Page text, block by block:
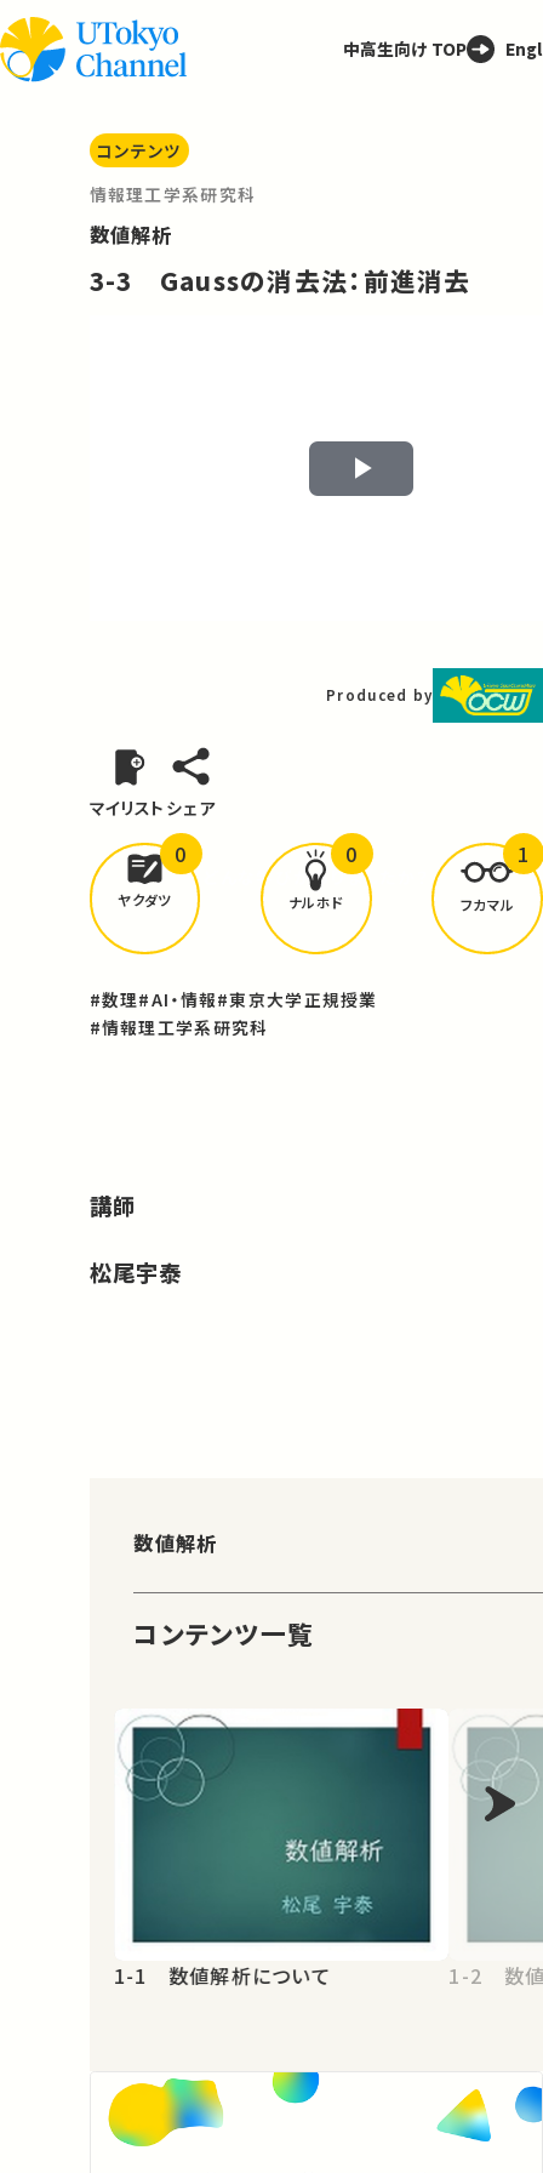
中高生向け TOP
コンテンツ
情報理工学系研究科
数値解析
3-3 Gaussの消去法：前進消去
Play
Produced by
マイリスト シェア
どんな学びがありましたか？
ヤクダツ
0
ナルホド
0
フカマル
1
#数理#AI・情報#東京大学正規授業
#情報理工学系研究科
講師
松尾宇泰
数値解析
コンテンツ一覧
1-1 数値解析について 1-2 数値